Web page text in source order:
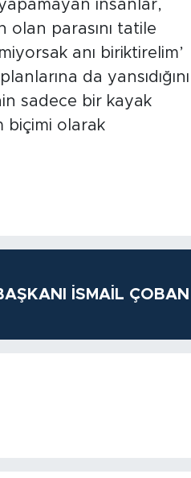
yapamayan insanlar,
olan parasını tatile
anı biriktirelim’
da yansıdığını
sadece bir kayak
biçimi olarak
İSMAİL ÇOBAN